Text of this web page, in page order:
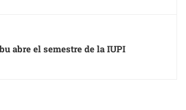
abre el semestre de la IUPI